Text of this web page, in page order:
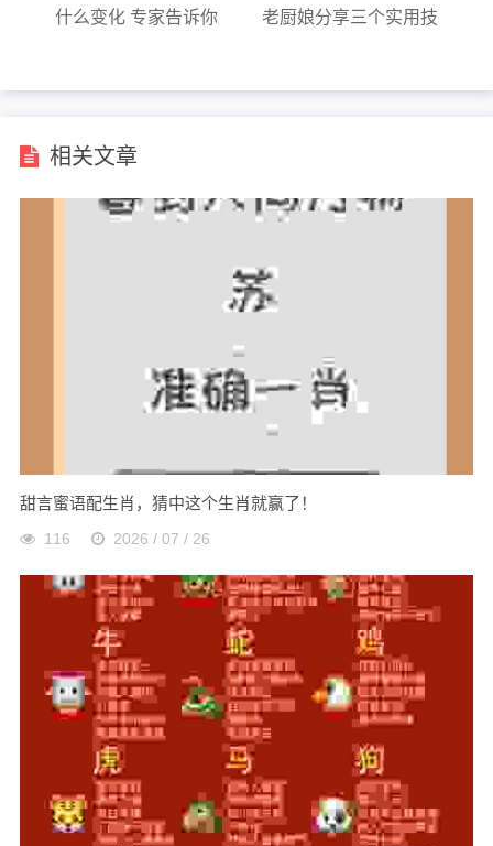
什么变化 专家告诉你
老厨娘分享三个实用技
相关文章
甜言蜜语配生肖，猜中这个生肖就赢了！
116 2026 / 07 / 26